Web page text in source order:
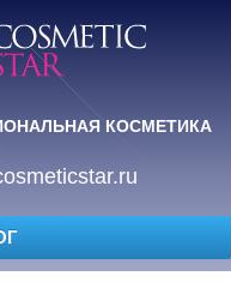
КОСМЕТИКА